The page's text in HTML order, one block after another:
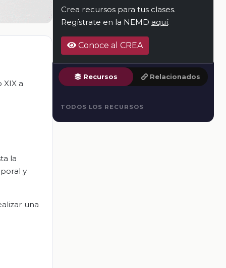
a
la
y
una
Crea recursos para tus clases.
Regístrate en la NEMD aquí.
Conoce al CREA
Recursos Relacionados
TODOS LOS RECURSOS